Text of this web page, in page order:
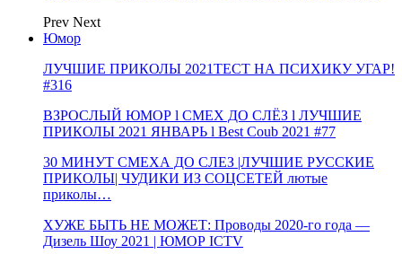
Prev Next
Юмор
ЛУЧШИЕ ПРИКОЛЫ 2021ТЕСТ НА ПСИХИКУ УГАР!
#316
ВЗРОСЛЫЙ ЮМОР l СМЕХ ДО СЛЁЗ l ЛУЧШИЕ
ПРИКОЛЫ 2021 ЯНВАРЬ l Best Coub 2021 #77
30 МИНУТ СМЕХА ДО СЛЕЗ |ЛУЧШИЕ РУССКИЕ
ПРИКОЛЫ| ЧУДИКИ ИЗ СОЦСЕТЕЙ лютые
приколы…
ХУЖЕ БЫТЬ НЕ МОЖЕТ: Проводы 2020-го года —
Дизель Шоу 2021 | ЮМОР ICTV